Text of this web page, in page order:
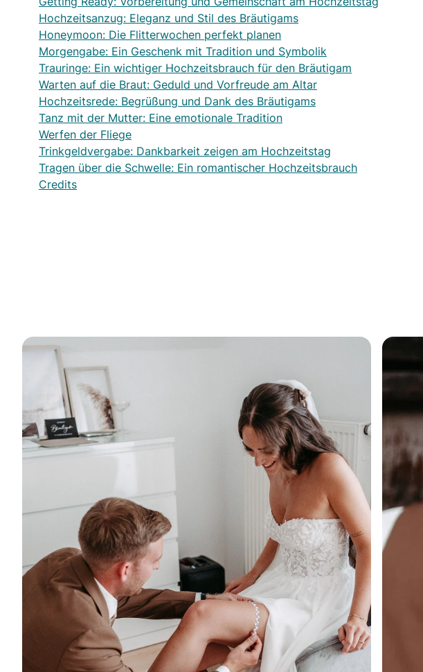
Hochzeitsanzug: Eleganz und Stil des Bräutigams
Honeymoon: Die Flitterwochen perfekt planen
Morgengabe: Ein Geschenk mit Tradition und Symbolik
Trauringe: Ein wichtiger Hochzeitsbrauch für den Bräutigam
Warten auf die Braut: Geduld und Vorfreude am Altar
Hochzeitsrede: Begrüßung und Dank des Bräutigams
Tanz mit der Mutter: Eine emotionale Tradition
Werfen der Fliege
Trinkgeldvergabe: Dankbarkeit zeigen am Hochzeitstag
Tragen über die Schwelle: Ein romantischer Hochzeitsbrauch
Credits